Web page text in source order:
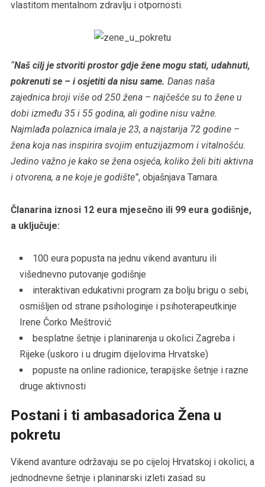
vlastitom mentalnom zdravlju i otpornosti.
“Naš cilj je stvoriti prostor gdje žene mogu stati, udahnuti,
pokrenuti se – i osjetiti da nisu same. Danas naša
zajednica broji više od 250 žena – najčešće su to žene u
dobi između 35 i 55 godina, ali godine nisu važne.
Najmlađa polaznica imala je 23, a najstarija 72 godine –
žena koja nas inspirira svojim entuzijazmom i vitalnošću.
Jedino važno je kako se žena osjeća, koliko želi biti aktivna
i otvorena, a ne koje je godište”, objašnjava Tamara.
Članarina iznosi 12 eura mjesečno ili 99 eura godišnje,
a uključuje:
100 eura popusta na jednu vikend avanturu ili
višednevno putovanje godišnje
interaktivan edukativni program za bolju brigu o sebi,
osmišljen od strane psihologinje i psihoterapeutkinje
Irene Čorko Meštrović
besplatne šetnje i planinarenja u okolici Zagreba i
Rijeke (uskoro i u drugim dijelovima Hrvatske)
popuste na online radionice, terapijske šetnje i razne
druge aktivnosti
Postani i ti ambasadorica Žena u
pokretu
Vikend avanture održavaju se po cijeloj Hrvatskoj i okolici, a
jednodnevne šetnje i planinarski izleti zasad su